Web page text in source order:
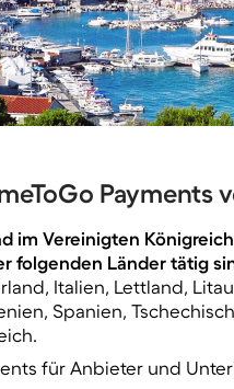
Payments
im Vereinigten
folgenden Länder tätig
Italien, Lettland,
Spanien,
für Anbieter und